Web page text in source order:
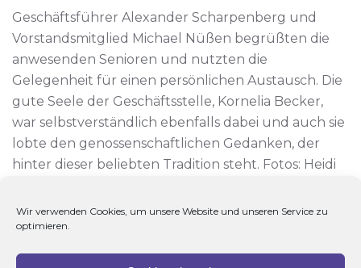
Wir verwenden Cookies, um unsere Website und unseren Service zu
optimieren.
Geschäftsführer Alexander Scharpenberg und
Vorstandsmitglied Michael Nüßen begrüßten die
anwesenden Senioren und nutzten die
Gelegenheit für einen persönlichen Austausch. Die
gute Seele der Geschäftsstelle, Kornelia Becker,
war selbstverständlich ebenfalls dabei und auch sie
lobte den genossenschaftlichen Gedanken, der
hinter dieser beliebten Tradition steht. Fotos: Heidi
VORHERIGE